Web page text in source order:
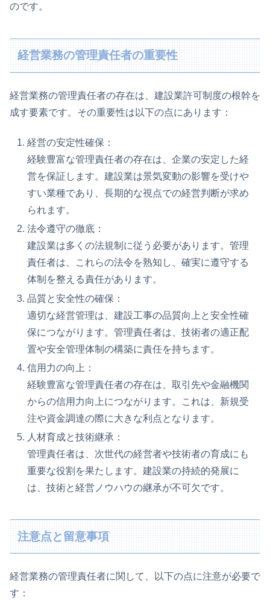
のです。
経営業務の管理責任者の重要性
経営業務の管理責任者の存在は、建設業許可制度の根幹を
成す要素です。その重要性は以下の点にあります：
経営の安定性確保：
経験豊富な管理責任者の存在は、企業の安定した経
営を保証します。建設業は景気変動の影響を受けや
すい業種であり、長期的な視点での経営判断が求め
られます。
法令遵守の徹底：
建設業は多くの法規制に従う必要があります。管理
責任者は、これらの法令を熟知し、確実に遵守する
体制を整える責任があります。
品質と安全性の確保：
適切な経営管理は、建設工事の品質向上と安全性確
保につながります。管理責任者は、技術者の適正配
置や安全管理体制の構築に責任を持ちます。
信用力の向上：
経験豊富な管理責任者の存在は、取引先や金融機関
からの信用力向上につながります。これは、新規受
注や資金調達の際に大きな利点となります。
人材育成と技術継承：
管理責任者は、次世代の経営者や技術者の育成にも
重要な役割を果たします。建設業の持続的発展に
は、技術と経営ノウハウの継承が不可欠です。
注意点と留意事項
経営業務の管理責任者に関して、以下の点に注意が必要で
す：